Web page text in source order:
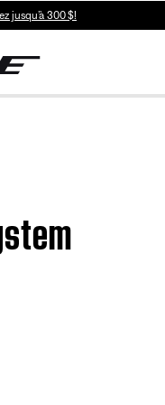
jusqu’à 300 $!